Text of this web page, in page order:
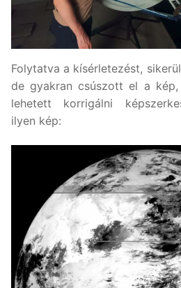
Folytatva a kísérletezést,
de gyakran csúszott el a kép,
lehetett korrigálni
ilyen kép: